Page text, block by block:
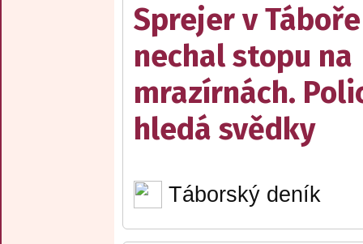
Sprejer v Táboře
nechal stopu na
mrazírnách.
hledá svědky
Táborský deník